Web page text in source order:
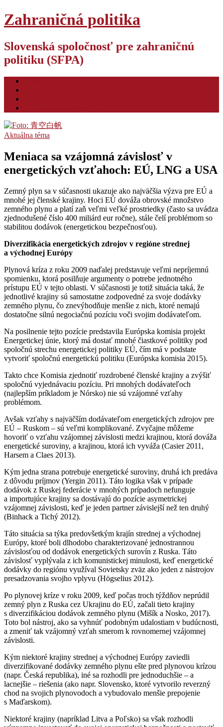
Zahraničná politika
Slovenská spoločnosť pre zahraničnú
politiku (SFPA)
Aktuálna téma
Meniaca sa vzájomná závislosť v
energetických vzťahoch: EÚ, LNG a USA
Zemný plyn sa v súčasnosti ukazuje ako najväčšia výzva pre EÚ a
mnohé jej členské krajiny. Hoci EÚ dováža obrovské množstvo
zemného plynu a platí zaň veľmi veľké prostriedky (často sa uvádza
zjednodušené číslo 400 miliárd eur ročne), stále čelí problémom so
stabilitou dodávok (energetickou bezpečnosťou).
Diverzifikácia energetických zdrojov v regióne strednej
a východnej Európy
Plynová kríza z roku 2009 naďalej predstavuje veľmi nepríjemnú
spomienku, ktorá posilňuje argumenty o potrebe jednotného
prístupu EÚ v tejto oblasti. V súčasnosti je totiž situácia taká, že
jednotlivé krajiny sú samostatne zodpovedné za svoje dodávky
zemného plynu, čo znevýhodňuje menšie z nich, ktoré nemajú
dostatočne silnú negociačnú pozíciu voči svojim dodávateľom.
Na posilnenie tejto pozície predstavila Európska komisia projekt
Energetickej únie, ktorý má dostať mnohé čiastkové politiky pod
spoločnú strechu energetickej politiky EÚ, čím má v podstate
vytvoriť spoločnú energetickú politiku (Európska komisia 2015).
Takto chce Komisia zjednotiť rozdrobené členské krajiny a zvýšiť
spoločnú vyjednávaciu pozíciu. Pri mnohých dodávateľoch
(najlepším príkladom je Nórsko) nie sú vzájomné vzťahy
problémom.
Avšak vzťahy s najväčším dodávateľom energetických zdrojov pre
EÚ – Ruskom – sú veľmi komplikované. Zvyčajne môžeme
hovoriť o vzťahu vzájomnej závislosti medzi krajinou, ktorá dováža
energetické suroviny, a krajinou, ktorá ich vyváža (Casier 2011,
Harsem a Claes 2013).
Kým jedna strana potrebuje energetické suroviny, druhá ich predáva
z dôvodu príjmov (Yergin 2011). Táto logika však v prípade
dodávok z Ruskej federácie v mnohých prípadoch nefunguje
a importujúce krajiny sa dostávajú do pozície asymetrickej
vzájomnej závislosti, keď je jeden partner závislejší než ten druhý
(Binhack a Tichý 2012).
Táto situácia sa týka predovšetkým krajín strednej a východnej
Európy, ktoré boli dlhodobo charakterizované jednostrannou
závislosťou od dodávok energetických surovín z Ruska. Táto
závislosť vyplývala z ich komunistickej minulosti, keď energetické
dodávky do regiónu využíval Sovietsky zväz ako jeden z nástrojov
presadzovania svojho vplyvu (Högselius 2012).
Po plynovej kríze v roku 2009, keď počas troch týždňov neprúdil
zemný plyn z Ruska cez Ukrajinu do EÚ, začali tieto krajiny
s diverzifikáciou dodávok zemného plynu (Mišík a Nosko, 2017).
Toto bol nástroj, ako sa vyhnúť podobným udalostiam v budúcnosti,
a zmeniť tak vzájomný vzťah smerom k rovnomernej vzájomnej
závislosti.
Kým niektoré krajiny strednej a východnej Európy zaviedli
diverzifikované dodávky zemného plynu ešte pred plynovou krízou
(napr. Česká republika), iné sa rozhodli pre jednoduchšie – a
lacnejšie – riešenia (ako napr. Slovensko, ktoré vytvorilo reverzný
chod na svojich plynovodoch a vybudovalo menšie prepojenie
s Maďarskom).
Niektoré krajiny (napríklad Litva a Poľsko) sa však rozhodli